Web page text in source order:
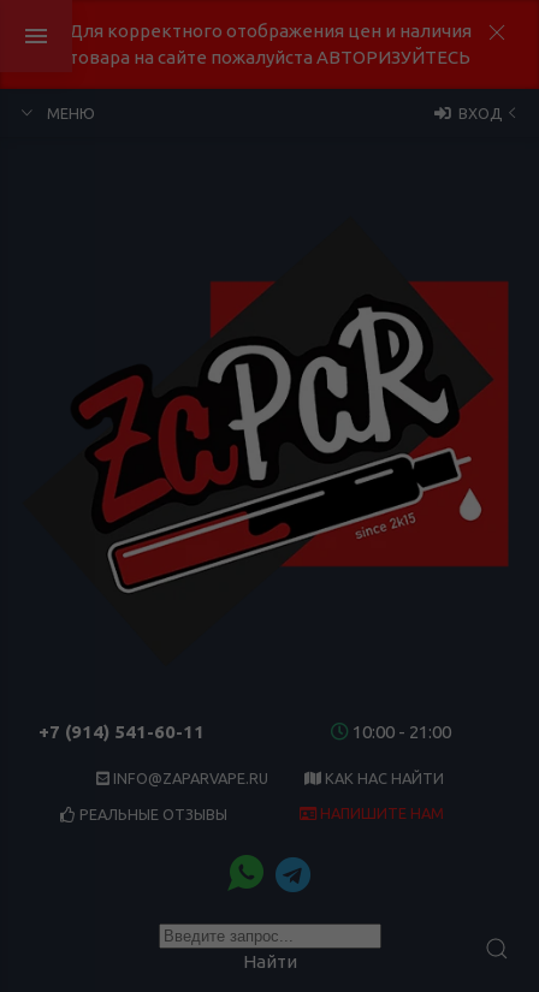
Для корректного отображения цен и наличия
товара на сайте пожалуйста АВТОРИЗУЙТЕСЬ
МЕНЮ ВХОД
+7 (914) 541-60-11 10:00 - 21:00
INFO@ZAPARVAPE.RU КАК НАС НАЙТИ
РЕАЛЬНЫЕ ОТЗЫВЫ НАПИШИТЕ НАМ
Найти